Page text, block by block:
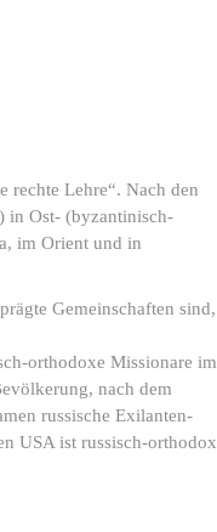
rechte Lehre“. Nach den
in Ost- (byzantinisch-
im Orient und in
Gemeinschaften sind,
orthodoxe Missionare im
nach dem
russische Exilanten-
USA ist russisch-orthodox